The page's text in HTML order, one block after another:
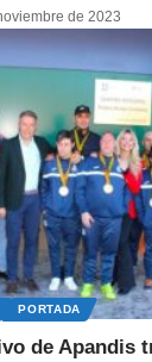
de 2023
PORTADA
de Apandis